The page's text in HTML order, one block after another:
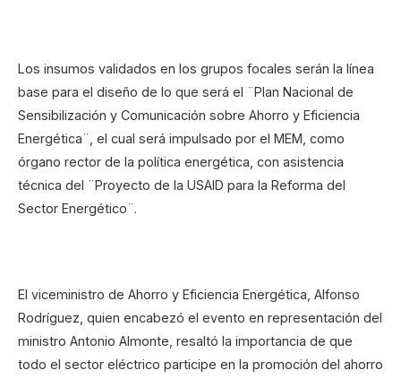
Los insumos validados en los grupos focales serán la línea
base para el diseño de lo que será el ¨Plan Nacional de
Sensibilización y Comunicación sobre Ahorro y Eficiencia
Energética¨, el cual será impulsado por el MEM, como
órgano rector de la política energética, con asistencia
técnica del ¨Proyecto de la USAID para la Reforma del
Sector Energético¨.
El viceministro de Ahorro y Eficiencia Energética, Alfonso
Rodríguez, quien encabezó el evento en representación del
ministro Antonio Almonte, resaltó la importancia de que
todo el sector eléctrico participe en la promoción del ahorro